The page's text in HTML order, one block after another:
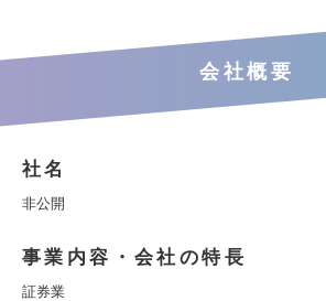
会社概要
社名
非公開
事業内容・会社の特長
証券業